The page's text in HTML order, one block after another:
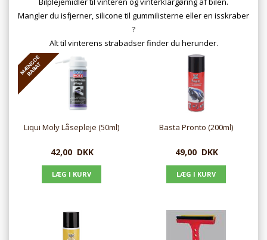
Mangler du isfjerner, silicone til gummilisterne eller en isskraber
?
Alt til vinterens strabadser finder du herunder.
Liqui Moly Låsepleje (50ml)
42,00 DKK
Basta Pronto (200ml)
49,00 DKK